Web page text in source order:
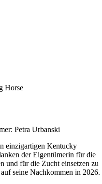
Horse
Petra Urbanski
einzigartigen Kentucky
der Eigentümerin für die
und für die Zucht einsetzen zu
seine Nachkommen in 2026.